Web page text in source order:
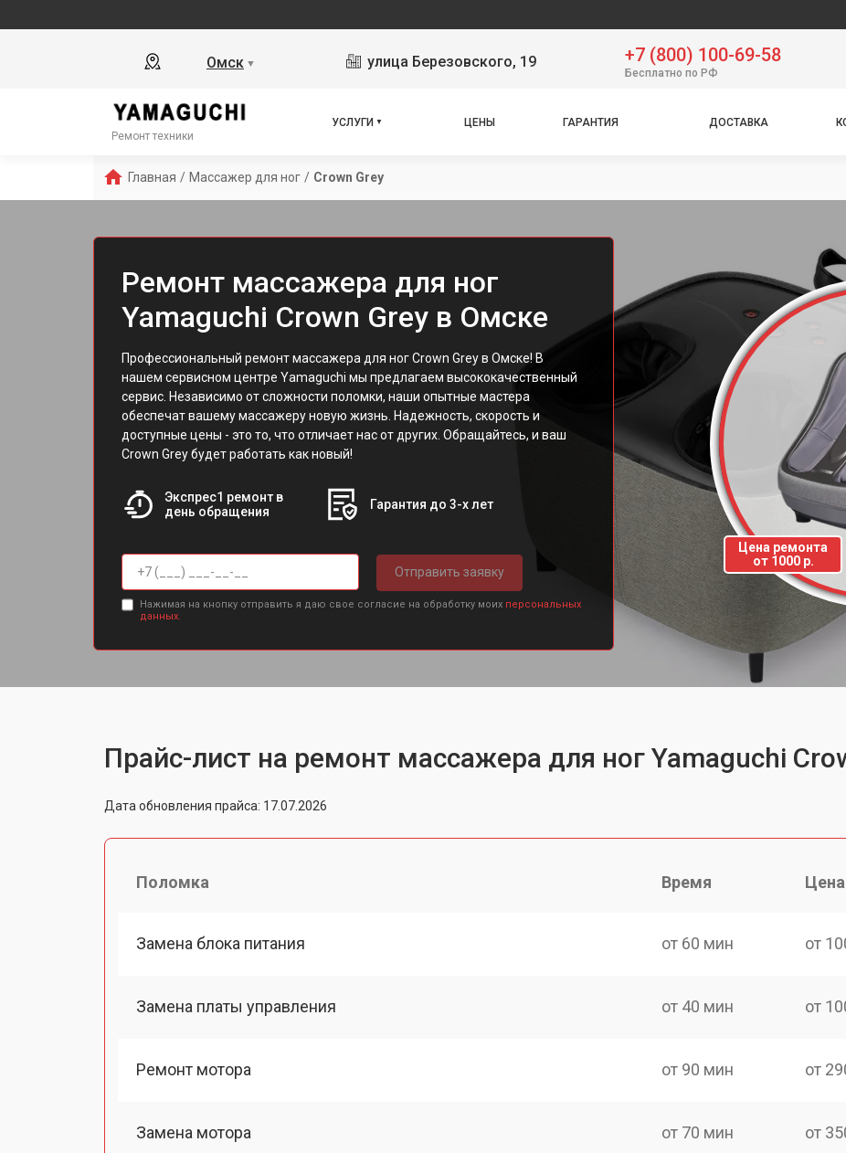
Омск ▼ улица Березовского, 19 +7 (800) 100-69-58
Бесплатно по РФ
Ремонт техники
УСЛУГИ ЦЕНЫ ГАРАНТИЯ ДОСТАВКА
Главная / Массажер для ног / Crown Grey
Ремонт массажера для ног
Yamaguchi Crown Grey в Омске
Профессиональный ремонт массажера для ног Crown Grey в Омске! В
нашем сервисном центре Yamaguchi мы предлагаем высококачественный
сервис. Независимо от сложности поломки, наши опытные мастера
обеспечат вашему массажеру новую жизнь. Надежность, скорость и
доступные цены - это то, что отличает нас от других. Обращайтесь, и ваш
Crown Grey будет работать как новый!
Экспрес1 ремонт в
день обращения
Гарантия до 3-х лет
Отправить заявку
Нажимая на кнопку отправить я даю свое согласие на обработку моих персональных
данных.
Цена ремонта
от 1000 р.
Прайс-лист на ремонт массажера для ног Yamaguchi
Дата обновления прайса: 17.07.2026
Поломка Время Цена
Замена блока питания от 60 мин от
Замена платы управления от 40 мин от
Ремонт мотора от 90 мин от
Замена мотора от 70 мин от